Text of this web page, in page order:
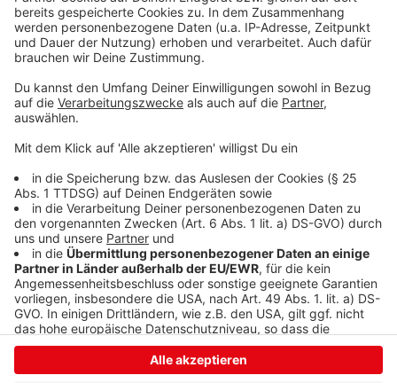
zwischen Siegen und Kreuztal sieht er große Chancen.
Die Reform der KAG-Gebühren wird von vielen als
unzureichend kritisiert, weil nicht alle Städte und
Gemeinden von dem neuen Förderprogramm
profitieren. Die komplette Abschaffung, so Wüst,
werde aber noch kommen.
Anzeige